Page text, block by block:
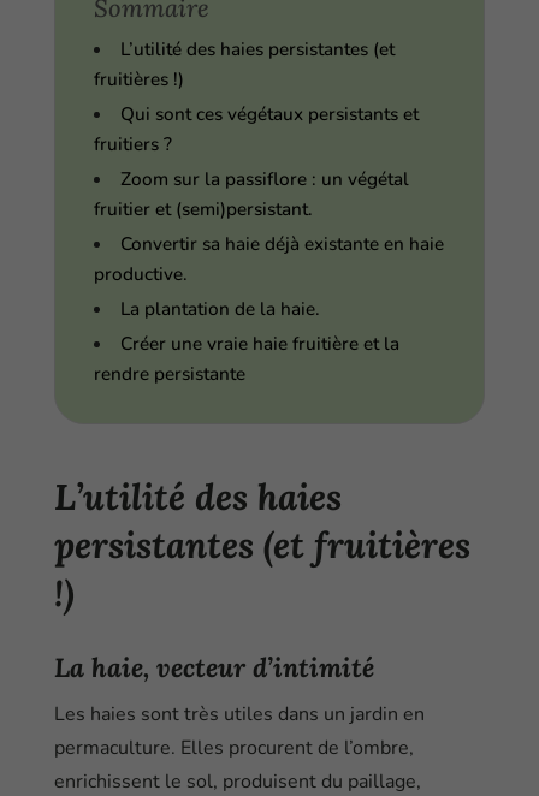
Sommaire
L’utilité des haies persistantes (et
fruitières !)
Qui sont ces végétaux persistants et
fruitiers ?
Zoom sur la passiflore : un végétal
fruitier et (semi)persistant.
Convertir sa haie déjà existante en haie
productive.
La plantation de la haie.
Créer une vraie haie fruitière et la
rendre persistante
L’utilité des haies
persistantes (et fruitières
!)
La haie, vecteur d’intimité
Les haies sont très utiles dans un jardin en
permaculture. Elles procurent de l’ombre,
enrichissent le sol, produisent du paillage,